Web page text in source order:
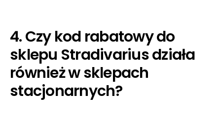
4. Czy kod rabatowy do
sklepu Stradivarius działa
również w sklepach
stacjonarnych?